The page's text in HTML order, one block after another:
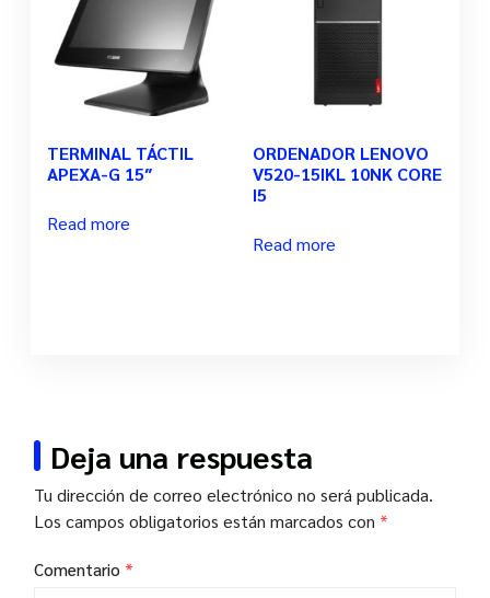
TERMINAL TÁCTIL
APEXA-G 15″
Read more
ORDENADOR LENOVO
V520-15IKL 10NK CORE
I5
Read more
Deja una respuesta
Tu dirección de correo electrónico no será publicada.
Los campos obligatorios están marcados con *
Comentario *